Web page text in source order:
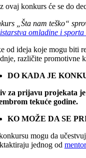
ovaj konkurs će se do
„Šta nam teško“
omladine i sporta
od ideja koje mogu biti
različite promotivne
DO KADA JE
za prijavu projekata
tekuće godine.
KO MOŽE DA SE
mogu da
jednog od